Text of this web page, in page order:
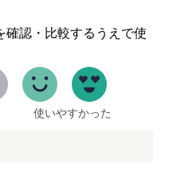
確認・比較するうえで使
使いやすかった